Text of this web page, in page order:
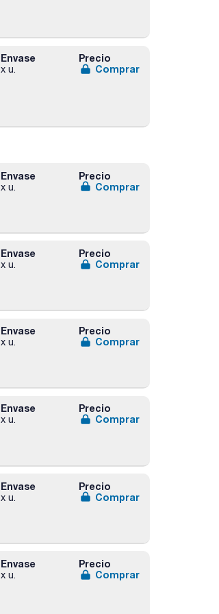
Envase
x u.
Precio
Comprar
Envase
x u.
Precio
Comprar
Envase
x u.
Precio
Comprar
Envase
x u.
Precio
Comprar
Envase
x u.
Precio
Comprar
Envase
x u.
Precio
Comprar
Envase
x u.
Precio
Comprar